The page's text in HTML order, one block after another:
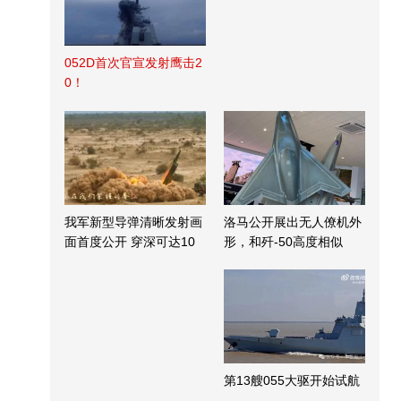
052D首次官宣发射鹰击2
0！
我军新型导弹清晰发射画
面首度公开 穿深可达10
洛马公开展出无人僚机外
形，和歼-50高度相似
第13艘055大驱开始试航